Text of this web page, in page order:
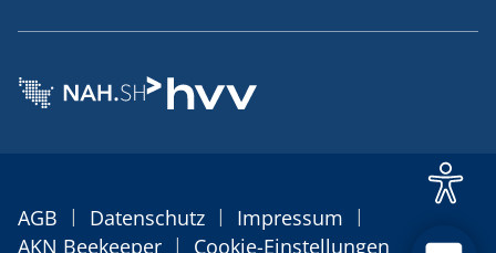
AGB | Datenschutz | Impressum |
AKN Beekeeper | Cookie-Einstellungen